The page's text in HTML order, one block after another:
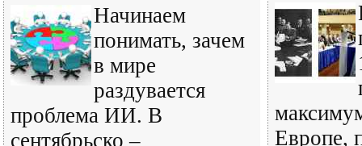
Начинаем
понимать, зачем
в мире
раздувается
проблема ИИ. В
сентябрьско –
Европе,